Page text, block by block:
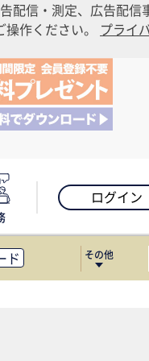
配信・測定、広告配信
作ください。 プライ
ログイン
ド
ス移転
その他